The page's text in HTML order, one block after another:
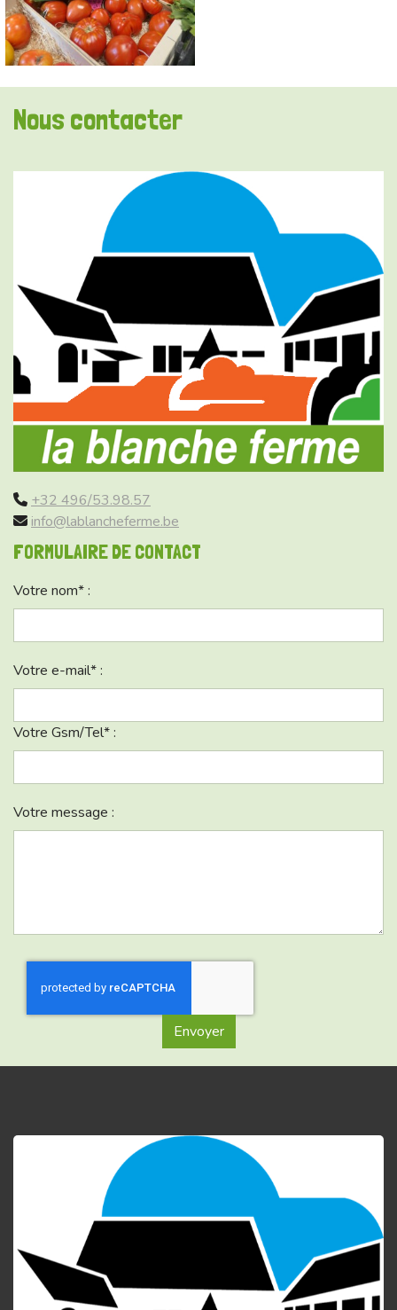
Nous contacter
+32 496/53.98.57
info@lablancheferme.be
FORMULAIRE DE CONTACT
Votre nom* :
Votre e-mail* :
Votre Gsm/Tel* :
Votre message :
Envoyer